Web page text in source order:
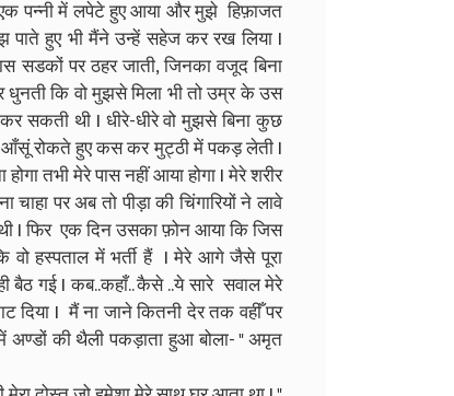
पन्नी में लपेटे हुए आया और मुझे हिफ़ाजत
हुए भी मैंने उन्हें सहेज कर रख लिया I
सडकों पर ठहर जाती, जिनका वजूद बिना
कि वो मुझसे मिला भी तो उम्र के उस
सकती थी I धीरे-धीरे वो मुझसे बिना कुछ
आँसूं रोकते हुए कस कर मुट्ठी में पकड़ लेती I
तभी मेरे पास नहीं आया होगा I मेरे शरीर
पर अब तो पीड़ा की चिंगारियों ने लावे
I फिर एक दिन उसका फ़ोन आया कि जिस
वो हस्पताल में भर्ती हैं I मेरे आगे जैसे पूरा
गई I कब..कहाँ.. कैसे ..ये सारे सवाल मेरे
I मैं ना जाने कितनी देर तक वहीँ पर
की थैली पकड़ाता हुआ बोला- " अमृत